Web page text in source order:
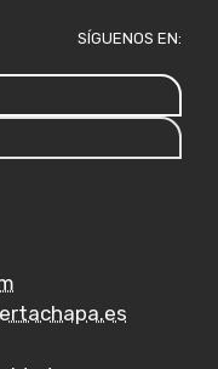
SÍGUENOS EN: